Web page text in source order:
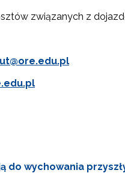
związanych z
do wychowania